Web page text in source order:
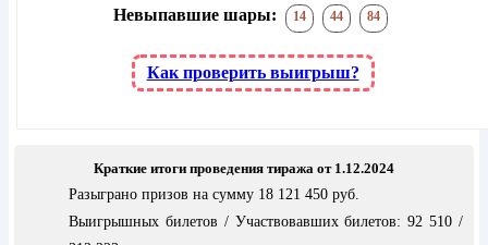
Невыпавшие шары: 14 44 84
Как проверить выигрыш?
Краткие итоги проведения тиража от 1.12.2024
Разыграно призов на сумму 18 121 450 руб.
Выигрышных билетов / Участвовавших билетов: 92 510 /